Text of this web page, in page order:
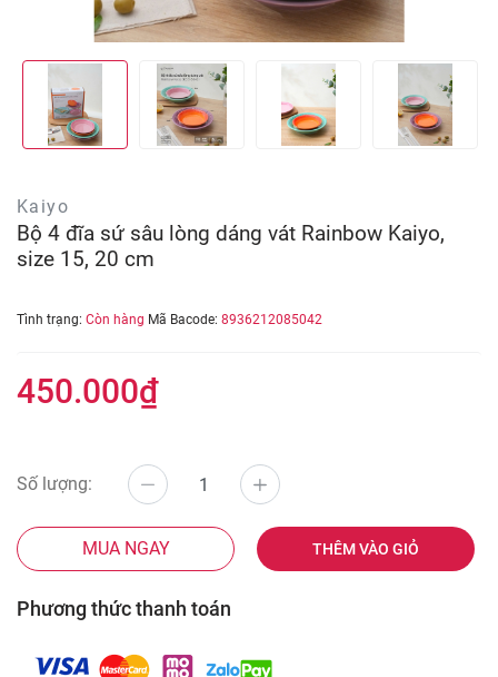
Kaiyo
Bộ 4 đĩa sứ sâu lòng dáng vát Rainbow Kaiyo,
size 15, 20 cm
Tình trạng: Còn hàng Mã Bacode: 8936212085042
450.000₫
Số lượng:
MUA NGAY THÊM VÀO GIỎ
Phương thức thanh toán